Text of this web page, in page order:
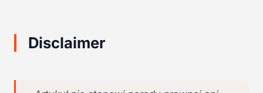
Disclaimer